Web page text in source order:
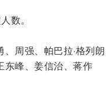
数。
周强、帕巴拉·格列朗
东峰、姜信治、蒋作